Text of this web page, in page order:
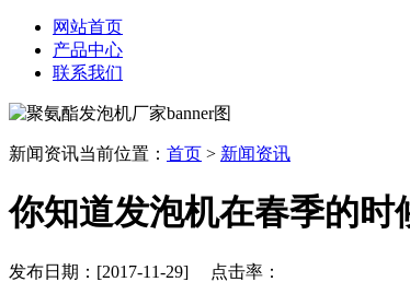
网站首页
产品中心
联系我们
新闻资讯当前位置： 首页 > 新闻资讯
你知道发泡机在春季的时
发布日期：[2017-11-29] 点击率：